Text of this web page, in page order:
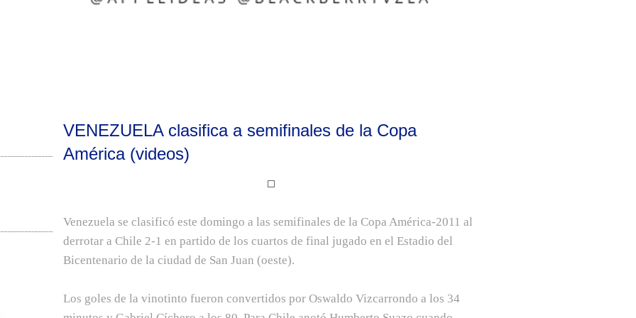
VENEZUELA clasifica a semifinales de la Copa
América (videos)
Venezuela se clasificó este domingo a las semifinales de la Copa América-2011 al
derrotar a Chile 2-1 en partido de los cuartos de final jugado en el Estadio del
Bicentenario de la ciudad de San Juan (oeste).
Los goles de la vinotinto fueron convertidos por Oswaldo Vizcarrondo a los 34